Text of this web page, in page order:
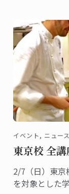
イベント, ニュース
東京校 全
2/7（日）東京
を対象とした